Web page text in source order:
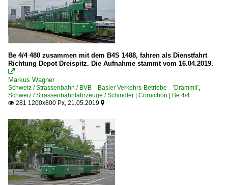
Be 4/4 480 zusammen mit dem B4S 1488, fahren als Dienstfahrt
Richtung Depot Dreispitz. Die Aufnahme stammt vom 16.04.2019.

Markus Wagner
Schweiz / Strassenbahn / BVB Basler Verkehrs-Betriebe 'Drämmli',
Schweiz / Strassenbahnfahrzeuge / Schindler | Cornichon | Be 4/4
 281 1200x800 Px, 21.05.2019 